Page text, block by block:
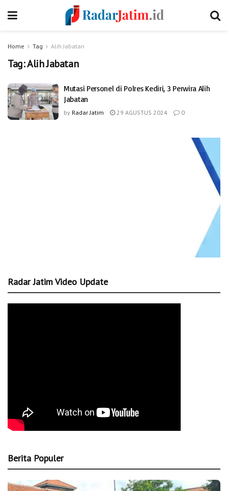
Home Tag Alih Jabatan
Tag:Alih Jabatan
Mutasi Personel di Polres Kediri, 3 Perwira Alih
Jabatan
by Radar Jatim 29 AGUSTUS 2024 0
Radar Jatim Video Update
Berita Populer